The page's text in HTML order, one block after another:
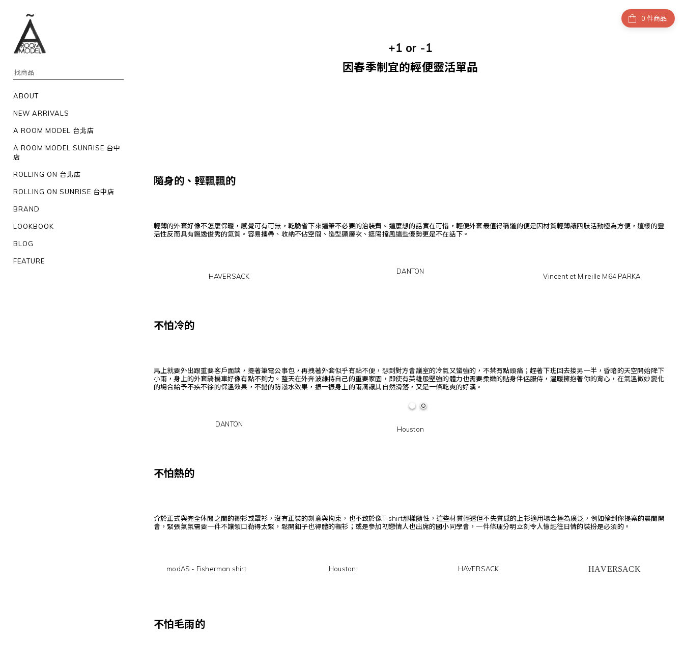
ABOUT
NEW ARRIVALS
A ROOM MODEL 台北店
A ROOM MODEL SUNRISE 台中
店
ROLLING ON 台北店
ROLLING ON SUNRISE 台中店
BRAND
LOOKBOOK
BLOG
FEATURE
件商品
+1 or -1
因春季制宜的輕便靈活單品
隨身的、輕飄飄的
輕薄的外套好像不怎麼保暖，感覺可有可無，乾脆省下來這筆不必要的治裝費。這麼想的話實在可惜，輕便外套最值得稱道的便是因材質輕薄讓四肢活動極為方便，這樣的靈
活性反而具有飄逸俊秀的氣質。容易攜帶、收納不佔空間、造型顯層次、遮陽擋風這些優勢更是不在話下。
HAVERSACK
DANTON
Vincent et Mireille M64 PARKA
不怕冷的
馬上就要外出跟重要客戶面談，提著筆電公事包，再拽著外套似乎有點不便，想到對方會議室的冷氣又蠻強的，不禁有點頭痛；趕著下班回去接另一半，昏暗的天空開始降下
小雨，身上的外套騎機車好像有點不夠力。整天在外奔波維持自己的重要家園，即使有英雄般堅強的體力也需要柔嫩的貼身伴侶服侍，溫暖擁抱著你的背心，在氣溫微妙變化
的場合給予不疾不徐的保溫效果，不錯的防潑水效果，振一振身上的雨滴讓其自然滑落，又是一條乾爽的好漢。
DANTON
Houston
不怕熱的
介於正式與完全休閒之間的襯衫或罩衫，沒有正裝的刻意與拘束，也不致於像T-shirt那樣隨性，這些材質輕透但不失質感的上衫適用場合極為廣泛，例如輪到你提案的晨間開
會，緊張氣氛需要一件不讓領口勒得太緊，鬆開釦子也得體的襯衫；或是參加初戀情人也出席的國小同學會，一件條理分明立刻令人憶起往日情的裝扮是必須的。
modAS - Fisherman shirt Houston HAVERSACK HAVERSACK
不怕毛雨的